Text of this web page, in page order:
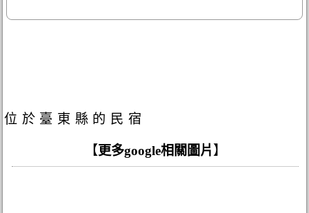
位於臺東縣的民宿
【更多google相關圖片】